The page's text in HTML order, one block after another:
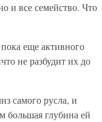
и все семейство. Что
еще активного
не разбудит их до
самого русла, и
большая глубина ей